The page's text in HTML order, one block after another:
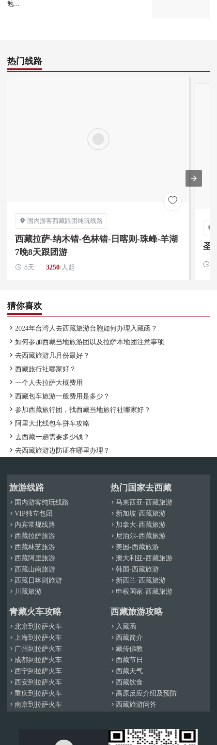
勉...
热门线路

 国内游客西藏跟团纯玩线路
西藏拉萨-纳木错-色林错-日喀则-珠峰-羊湖
7晚8天跟团游
 8天 3250/人起

圣

猜你喜欢
 2024年台湾人去西藏旅游台胞如何办理入藏函？
 如何参加西藏当地旅游团以及拉萨本地团注意事项
 去西藏旅游几月份最好？
 西藏旅行社哪家好？
 一个人去拉萨大概费用
 西藏包车旅游一般费用是多少？
 参加西藏旅行团，找西藏当地旅行社哪家好？
 阿里大北线包车拼车攻略
 去西藏一趟需要多少钱？
 去西藏旅游边防证在哪里办理？
旅游线路
 国内游客纯玩线路
 VIP独立包团
 内宾常规线路
 西藏拉萨旅游
 西藏林芝旅游
 西藏阿里旅游
 西藏山南旅游
 西藏日喀则旅游
 川藏旅游
热门国家去西藏
 马来西亚-西藏旅游
 新加坡-西藏旅游
 加拿大-西藏旅游
 尼泊尔-西藏旅游
 美国-西藏旅游
 澳大利亚-西藏旅游
 韩国-西藏旅游
 新西兰-西藏旅游
 申根国家-西藏旅游
青藏火车攻略
 北京到拉萨火车
 上海到拉萨火车
 广州到拉萨火车
 成都到拉萨火车
 西宁到拉萨火车
 西安到拉萨火车
 重庆到拉萨火车
 南京到拉萨火车
西藏旅游攻略
 入藏函
 西藏简介
 藏传佛教
 西藏节日
 西藏天气
 西藏饮食
 高原反应介绍及预防
 西藏旅游问答